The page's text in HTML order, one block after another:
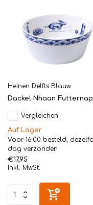
Heinen Delfts Blauw
Dackel Nhaan
Vergleichen
Auf Lager
Voor 16:00 besteld,
dag verzonden
€17,95
Inkl. MwSt.